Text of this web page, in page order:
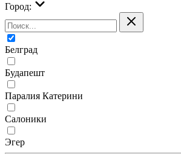
Город:
Белград
Будапешт
Паралия Катерини
Салоники
Эгер